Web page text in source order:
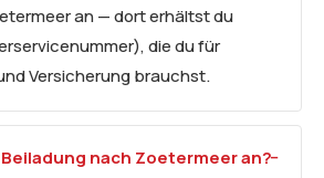
an — dort erhältst du
die du für
Versicherung brauchst.
nach Zoetermeer an?